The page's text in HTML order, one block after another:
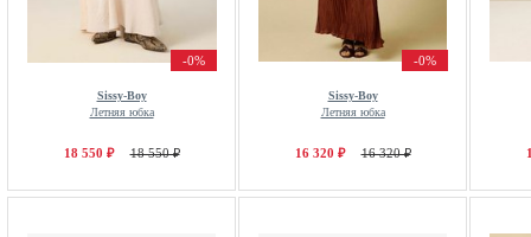
-0%
Sissy-Boy
Летняя юбка
18 550 ₽ 18 550 ₽
-0%
Sissy-Boy
Летняя юбка
16 320 ₽ 16 320 ₽